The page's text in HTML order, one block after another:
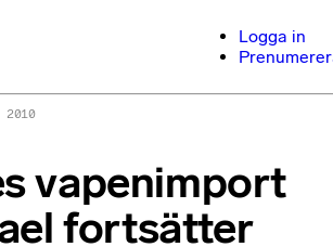
Logga in
vapenimport
fortsätter